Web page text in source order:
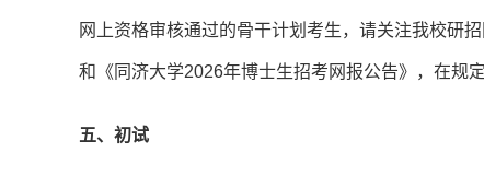
网上资格审核通过的骨干计划考生，请关注我校研
和《同济大学2026年博士生招考网报公告》，在规
五、初试